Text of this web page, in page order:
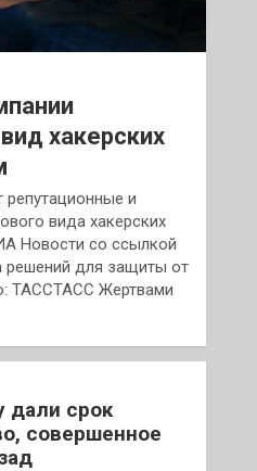
хакерских
репутационные и
вида хакерских
Новости со ссылкой
решений для защиты от
ТАССТАСС Жертвами
дали срок
совершенное